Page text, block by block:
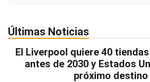
Últimas Noticias
El Liverpool quiere 40
antes de 2030 y Estados
próximo destino